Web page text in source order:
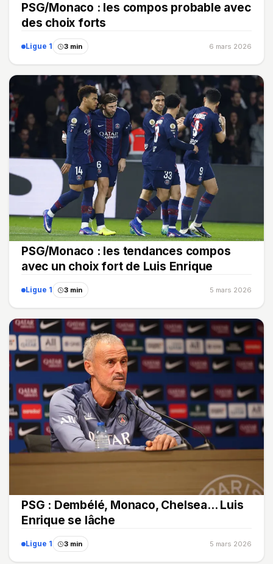
PSG/Monaco : les compos probable avec
des choix forts
Ligue 1 3 min 6 mars 2026
PSG/Monaco : les tendances compos
avec un choix fort de Luis Enrique
Ligue 1 3 min 5 mars 2026
PSG : Dembélé, Monaco, Chelsea... Luis
Enrique se lâche
Ligue 1 3 min 5 mars 2026